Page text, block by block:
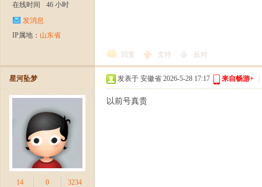
在线时间
46 小时
发消息
IP属地： 山东省
回复 支持 反对
星河坠梦
14
0
3234
发表于 安徽省 2026-5-28 17:17 来自畅游+
以前号真贵